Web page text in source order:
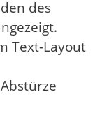
des
Text-Layout